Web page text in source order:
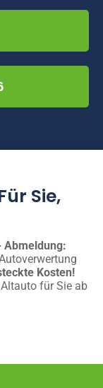
Sie,
Abmeldung:
Kosten!
für Sie ab